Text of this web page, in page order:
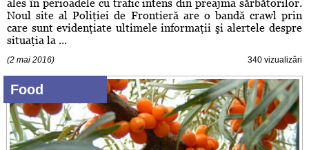
ales în perioadele cu trafic intens din preajma sărbătorilor.
Noul site al Poliţiei de Frontieră are o bandă crawl prin
care sunt evidenţiate ultimele informaţii şi alertele despre
situaţia la ...
(2 mai 2016) 340 vizualizări
Food